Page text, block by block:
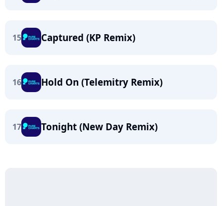
15 Captured (KP Remix)
16 Hold On (Telemitry Remix)
17 Tonight (New Day Remix)